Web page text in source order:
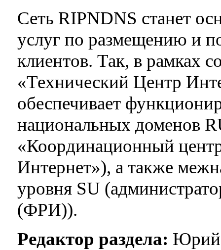
Сеть RIPNDNS станет
услуг по размещению и
клиентов. Так, в рамках
«Технический Центр
обеспечивает
национальных доменов
«Координационный
Интернет»), а также
уровня SU
(ФРИ)).
Редактор раздела: Юрий